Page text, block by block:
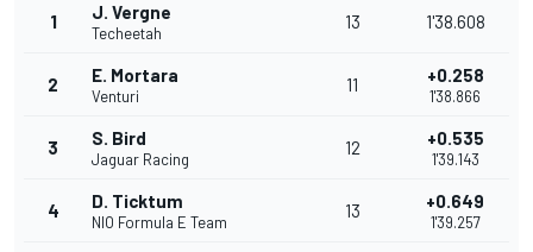
1 J. Vergne
Techeetah
13 1'38.608
2 E. Mortara
Venturi
11 +0.258
1'38.866
3 S. Bird
Jaguar Racing
12 +0.535
1'39.143
4 D. Ticktum
NIO Formula E Team
13 +0.649
1'39.257